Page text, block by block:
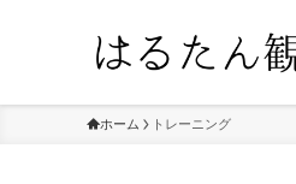
ホーム トレーニング